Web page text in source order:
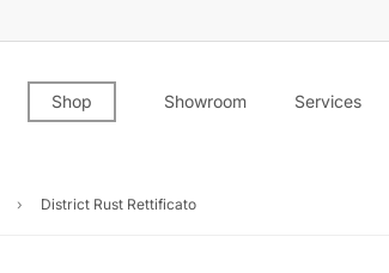
Shop Showroom Services
› District Rust Rettificato